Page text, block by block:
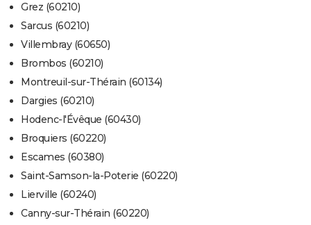
Grez (60210)
Sarcus (60210)
Villembray (60650)
Brombos (60210)
Montreuil-sur-Thérain (60134)
Dargies (60210)
Hodenc-l'Évêque (60430)
Broquiers (60220)
Escames (60380)
Saint-Samson-la-Poterie (60220)
Lierville (60240)
Canny-sur-Thérain (60220)